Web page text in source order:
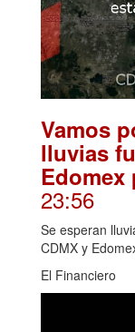
Vamos
lluvias
Edomex
23:56
Se esperan
CDMX y
El Financiero